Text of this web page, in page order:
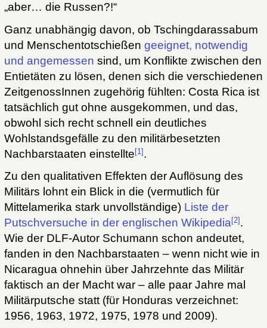
„aber… die Russen?!“
Ganz unabhängig davon, ob Tschingdarassabum
und Menschentotschießen geeignet, notwendig
und angemessen sind, um Konflikte zwischen den
Entietäten zu lösen, denen sich die verschiedenen
ZeitgenossInnen zugehörig fühlten: Costa Rica ist
tatsächlich gut ohne ausgekommen, und das,
obwohl sich recht schnell ein deutliches
Wohlstandsgefälle zu den militärbesetzten
Nachbarstaaten einstellte [1] .
Zu den qualitativen Effekten der Auflösung des
Militärs lohnt ein Blick in die (vermutlich für
Mittelamerika stark unvollständige) Liste der
Putschversuche in der englischen Wikipedia [2] .
Wie der DLF-Autor Schumann schon andeutet,
fanden in den Nachbarstaaten – wenn nicht wie in
Nicaragua ohnehin über Jahrzehnte das Militär
faktisch an der Macht war – alle paar Jahre mal
Militärputsche statt (für Honduras verzeichnet:
1956, 1963, 1972, 1975, 1978 und 2009).